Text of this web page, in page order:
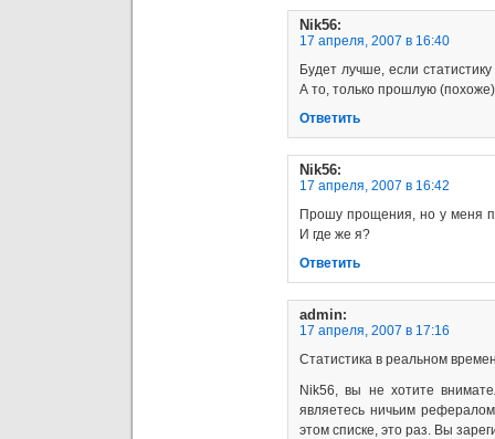
Nik56:
17 апреля, 2007 в 16:40
Будет лучше, если
А то, только прошлую
Ответить
Nik56:
17 апреля, 2007 в 16:42
Прошу прощения, но у меня
И где же я?
Ответить
admin:
17 апреля, 2007 в 17:16
Статистика в реальном
Nik56, вы не хотите
являетесь ничьим
этом списке, это раз. Вы